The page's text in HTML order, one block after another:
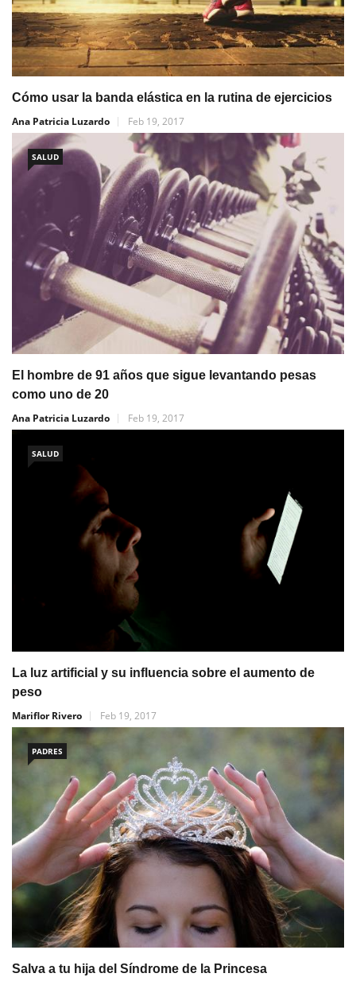
Cómo usar la banda elástica en la rutina de ejercicios
Ana Patricia Luzardo
Feb 19, 2017
SALUD
El hombre de 91 años que sigue levantando pesas
como uno de 20
Ana Patricia Luzardo
Feb 19, 2017
SALUD
La luz artificial y su influencia sobre el aumento de
peso
Mariflor Rivero
Feb 19, 2017
PADRES
Salva a tu hija del Síndrome de la Princesa